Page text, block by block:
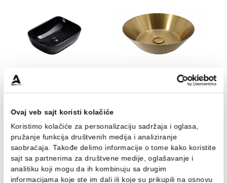
Termostatski set COPEN
round matt black 2
Kada samostojeća
RESIN
480.965,00 RSD / kom